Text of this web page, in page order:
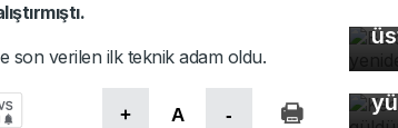
son verilen ilk teknik adam oldu.
+ A -